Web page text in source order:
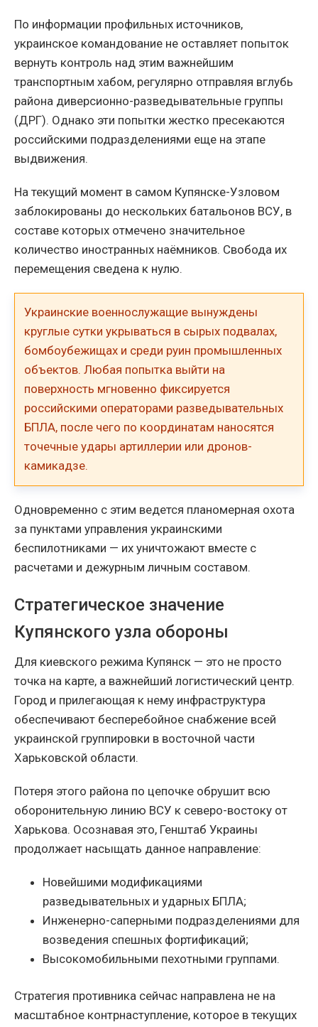
По информации профильных источников,
украинское командование не оставляет попыток
вернуть контроль над этим важнейшим
транспортным хабом, регулярно отправляя вглубь
района диверсионно-разведывательные группы
(ДРГ). Однако эти попытки жестко пресекаются
российскими подразделениями еще на этапе
выдвижения.
На текущий момент в самом Купянске-Узловом
заблокированы до нескольких батальонов ВСУ, в
составе которых отмечено значительное
количество иностранных наёмников. Свобода их
перемещения сведена к нулю.
Украинские военнослужащие вынуждены
круглые сутки укрываться в сырых подвалах,
бомбоубежищах и среди руин промышленных
объектов. Любая попытка выйти на
поверхность мгновенно фиксируется
российскими операторами разведывательных
БПЛА, после чего по координатам наносятся
точечные удары артиллерии или дронов-
камикадзе.
Одновременно с этим ведется планомерная охота
за пунктами управления украинскими
беспилотниками — их уничтожают вместе с
расчетами и дежурным личным составом.
Стратегическое значение
Купянского узла обороны
Для киевского режима Купянск — это не просто
точка на карте, а важнейший логистический центр.
Город и прилегающая к нему инфраструктура
обеспечивают бесперебойное снабжение всей
украинской группировки в восточной части
Харьковской области.
Потеря этого района по цепочке обрушит всю
оборонительную линию ВСУ к северо-востоку от
Харькова. Осознавая это, Генштаб Украины
продолжает насыщать данное направление:
Новейшими модификациями
разведывательных и ударных БПЛА;
Инженерно-саперными подразделениями для
возведения спешных фортификаций;
Высокомобильными пехотными группами.
Стратегия противника сейчас направлена не на
масштабное контрнаступление, которое в текущих